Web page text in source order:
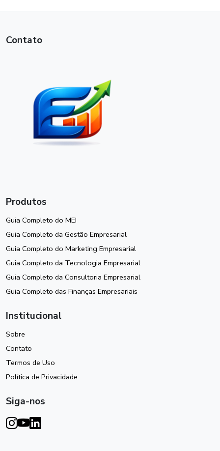
Contato
Produtos
Guia Completo do MEI
Guia Completo da Gestão Empresarial
Guia Completo do Marketing Empresarial
Guia Completo da Tecnologia Empresarial
Guia Completo da Consultoria Empresarial
Guia Completo das Finanças Empresariais
Institucional
Sobre
Contato
Termos de Uso
Política de Privacidade
Siga-nos